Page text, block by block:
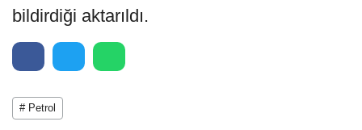
bildirdiği aktarıldı.
# Petrol